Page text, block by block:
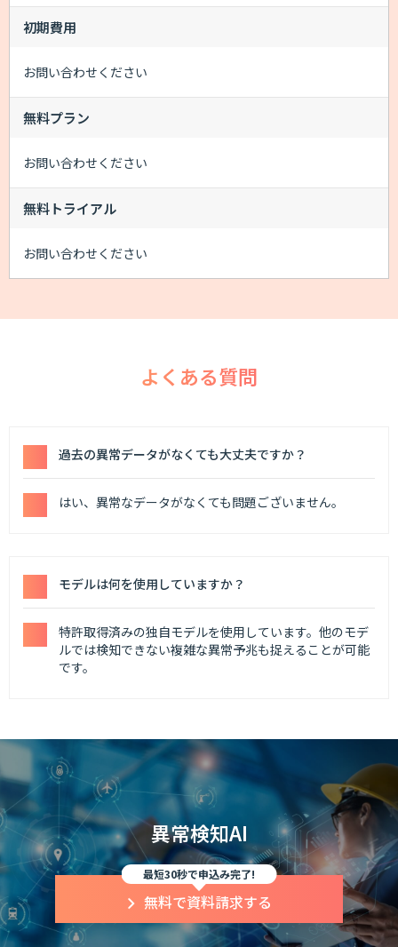
初期費用
お問い合わせください
無料プラン
お問い合わせください
無料トライアル
お問い合わせください
よくある質問
過去の異常データがなくても大丈夫ですか？
はい、異常なデータがなくても問題ございません。
モデルは何を使用していますか？
特許取得済みの独自モデルを使用しています。他のモデ
ルでは検知できない複雑な異常予兆も捉えることが可能
です。
異常検知AI
最短30秒で申込み完了!
無料で資料請求する